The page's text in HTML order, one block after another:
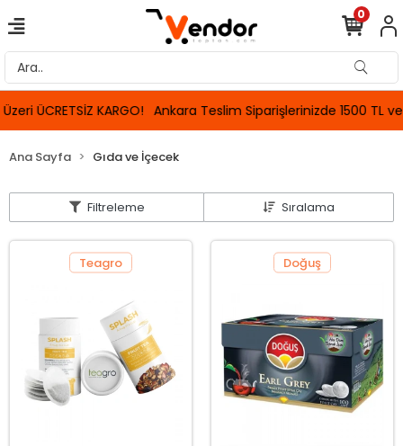
Ankara Teslim Siparişlerinizde 1500 TL ve Üzeri ÜCRETSİZ KARGO!
0
Ana Sayfa Gıda ve İçecek
Filtreleme Sıralama
Teagro Doğuş